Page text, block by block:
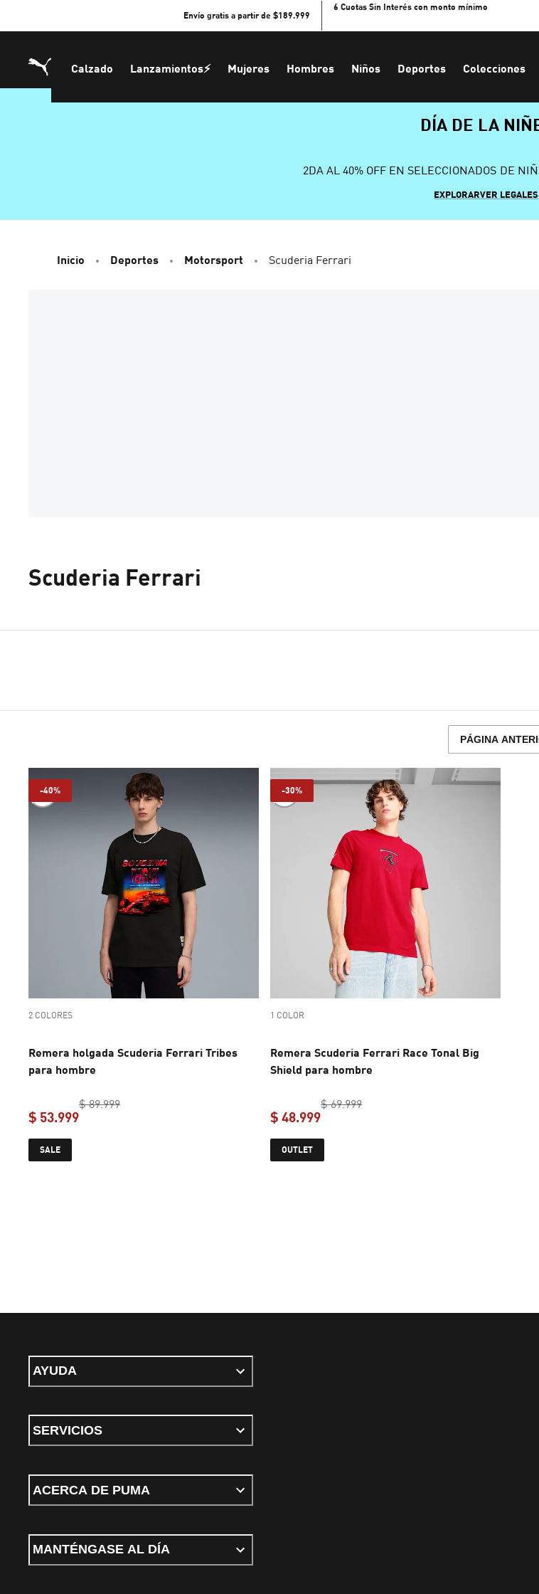
Envío gratis a partir de $189.999
6 Cuotas Sin Interés con monto mínimo
Calzado Lanzamientos⚡ Mujeres Hombres Niños Deportes Colecciones
DÍA DE LA
2DA AL 40% OFF EN SELECCIONADOS DE
EXPLORARVER LEGALES
Inicio Deportes Motorsport Scuderia Ferrari
Scuderia Ferrari
PÁGINA
-40%
2 COLORES
Remera holgada Scuderia Ferrari Tribes
para hombre
$ 89.999original price $ 89.999
$ 53.999
SALE
-30%
1 COLOR
Remera Scuderia Ferrari Race Tonal Big
Shield para hombre
$ 69.999original price $ 69.999
$ 48.999
OUTLET
AYUDA
SERVICIOS
ACERCA DE PUMA
MANTÉNGASE AL DÍA